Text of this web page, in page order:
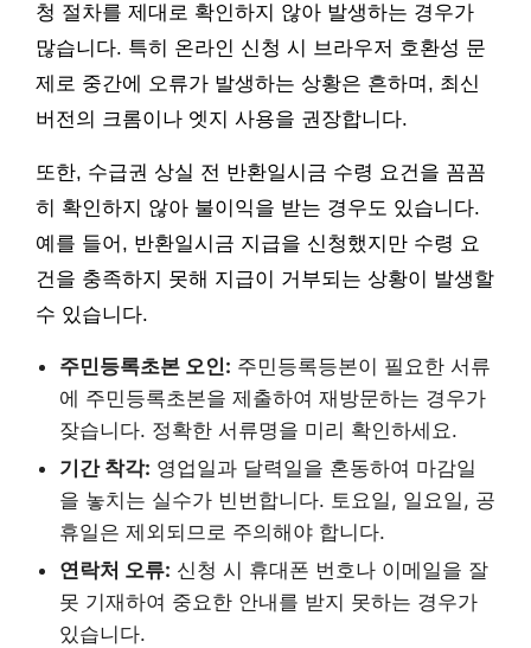
청 절차를 제대로 확인하지 않아 발생하는 경우가
많습니다. 특히 온라인 신청 시 브라우저 호환성 문
제로 중간에 오류가 발생하는 상황은 흔하며, 최신
버전의 크롬이나 엣지 사용을 권장합니다.
또한, 수급권 상실 전 반환일시금 수령 요건을 꼼꼼
히 확인하지 않아 불이익을 받는 경우도 있습니다.
예를 들어, 반환일시금 지급을 신청했지만 수령 요
건을 충족하지 못해 지급이 거부되는 상황이 발생할
수 있습니다.
주민등록초본 오인: 주민등록등본이 필요한 서류
에 주민등록초본을 제출하여 재방문하는 경우가
잦습니다. 정확한 서류명을 미리 확인하세요.
기간 착각: 영업일과 달력일을 혼동하여 마감일
을 놓치는 실수가 빈번합니다. 토요일, 일요일, 공
휴일은 제외되므로 주의해야 합니다.
연락처 오류: 신청 시 휴대폰 번호나 이메일을 잘
못 기재하여 중요한 안내를 받지 못하는 경우가
있습니다.